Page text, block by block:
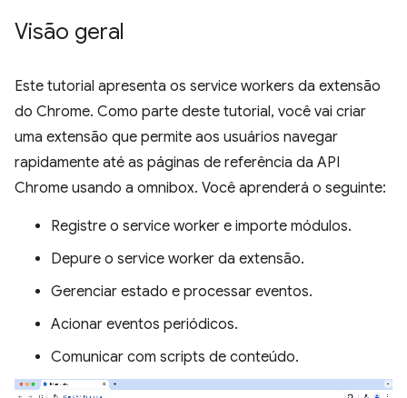
Visão geral
Este tutorial apresenta os service workers da extensão
do Chrome. Como parte deste tutorial, você vai criar
uma extensão que permite aos usuários navegar
rapidamente até as páginas de referência da API
Chrome usando a omnibox. Você aprenderá o seguinte:
Registre o service worker e importe módulos.
Depure o service worker da extensão.
Gerenciar estado e processar eventos.
Acionar eventos periódicos.
Comunicar com scripts de conteúdo.